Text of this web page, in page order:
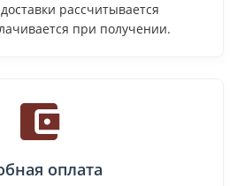
рассчитывается
при получении.
оплата